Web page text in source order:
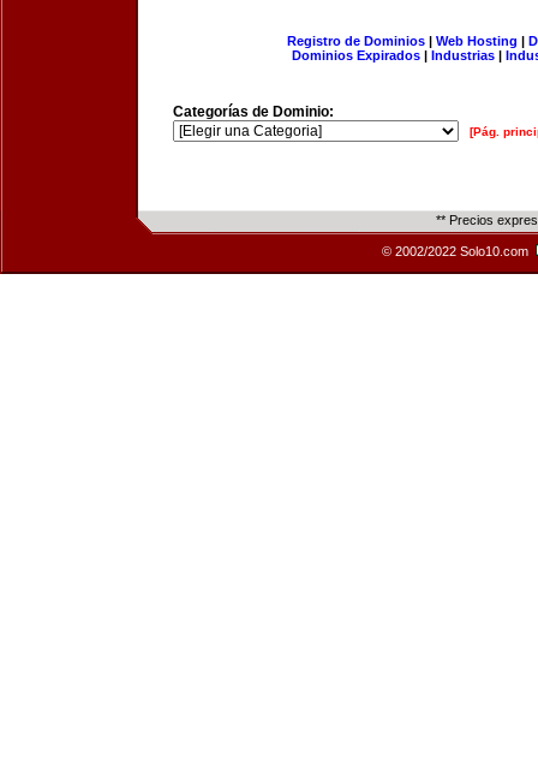
Registro de Dominios| Web Hosting |
Dominios Expirados | Industrias |
Categorías de Dominio:
[Pág.
** Precios
© 2002/2022 Solo10.com